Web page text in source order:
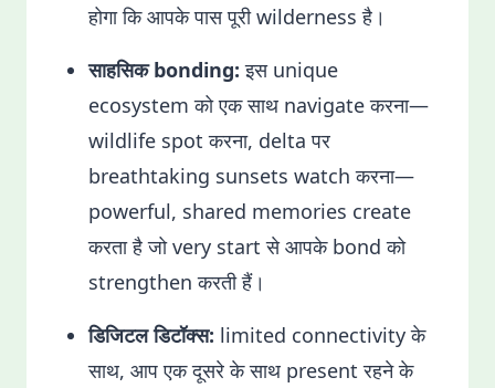
होगा कि आपके पास पूरी wilderness है।
साहसिक bonding: इस unique
ecosystem को एक साथ navigate करना—
wildlife spot करना, delta पर
breathtaking sunsets watch करना—
powerful, shared memories create
करता है जो very start से आपके bond को
strengthen करती हैं।
डिजिटल डिटॉक्स: limited connectivity के
साथ, आप एक दूसरे के साथ present रहने के